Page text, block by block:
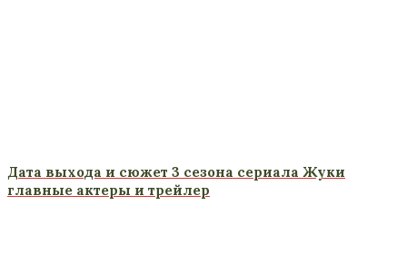
Дата выхода и сюжет 3 сезона сериала Жуки
главные актеры и трейлер